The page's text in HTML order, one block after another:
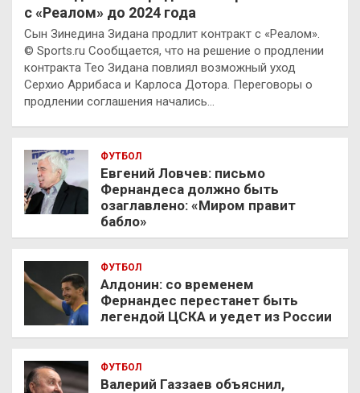
с «Реалом» до 2024 года
Сын Зинедина Зидана продлит контракт с «Реалом».
© Sports.ru Сообщается, что на решение о продлении
контракта Тео Зидана повлиял возможный уход
Серхио Аррибаса и Карлоса Дотора. Переговоры о
продлении соглашения начались…
ФУТБОЛ
Евгений Ловчев: письмо
Фернандеса должно быть
озаглавлено: «Миром правит
бабло»
ФУТБОЛ
Алдонин: со временем
Фернандес перестанет быть
легендой ЦСКА и уедет из России
ФУТБОЛ
Валерий Газзаев объяснил,